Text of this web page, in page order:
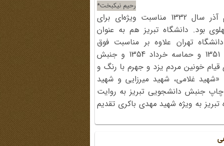
رحیم نیکبخت*
در مبارزات دانشجویی روز شانزدهم آذر سال 1332 مناسبت ویژه‌ای برای
بود. دانشگاه تبریز هم به عنوان
تهران علاوه بر مناسبت فوق
مناسبت‌های خاص خود را داشت همچون پنجم اسفند 1351 و حماسه خرداد 1354 و جنبش
چهلم شهدای قیام خونین مردم یزد و جهرم با رنگ و
«شهید غلامی، شهید میرزایی و شهید
جنبش دانشجویی تبریز به روایت
به ویژه شهید مهدی باکری تقدیم